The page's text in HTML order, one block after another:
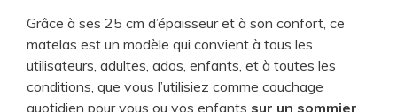
Grâce à ses 25 cm d’épaisseur et à son confort, ce
matelas est un modèle qui convient à tous les
utilisateurs, adultes, ados, enfants, et à toutes les
conditions, que vous l’utilisiez comme couchage
quotidien pour vous ou vos enfants sur un sommier